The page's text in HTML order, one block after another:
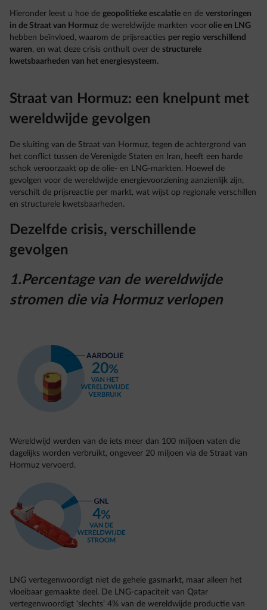
Hieronder leest u hoe de geopolitieke escalatie en de verstoringen
in de Straat van Hormuz de wereldwijde markten voor olie en LNG
hebben beïnvloed, waarom de prijsreacties per regio verschillend
waren, en wat deze crisis onthult over de structurele
kwetsbaarheden van het energiesysteem.
Straat van Hormuz: een knelpunt met
wereldwijde gevolgen
De sluiting van de Straat van Hormuz, tegen de achtergrond van
het conflict tussen de Verenigde Staten en Iran, heeft een harde
schok veroorzaakt op de olie- en LNG-markten. Hoewel de
gevolgen voor de wereldwijde energievoorziening aanzienlijk zijn,
verschilt de prijsreactie per markt, wat wijst op regionale verschillen
en structurele kwetsbaarheden.
Dezelfde crisis, verschillende
gevolgen
1.Percentage van de wereldwijde
stromen die via Hormuz verlopen
Wereldwijd werden van de iets meer dan 100 miljoen vaten die
dagelijks worden verbruikt, ongeveer 20 miljoen via de Straat van
Hormuz vervoerd.
LNG vertegenwoordigt niet de gehele gasmarkt, maar alleen het
vloeibaar gemaakte deel. De LNG-capaciteit van Qatar
vertegenwoordigt ‘slechts’ 4% van de wereldwijde productie van